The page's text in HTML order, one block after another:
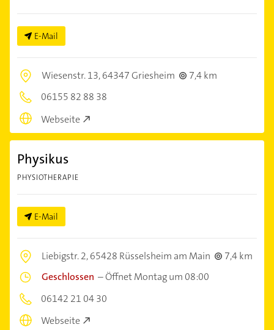
E-Mail
Wiesenstr. 13,64347 Griesheim
7,4 km
06155 82 88 38
Webseite
Physikus
PHYSIOTHERAPIE
E-Mail
Liebigstr. 2,65428 Rüsselsheim am Main
7,4 km
Geschlossen –Öffnet Montag um 08:00
06142 21 04 30
Webseite